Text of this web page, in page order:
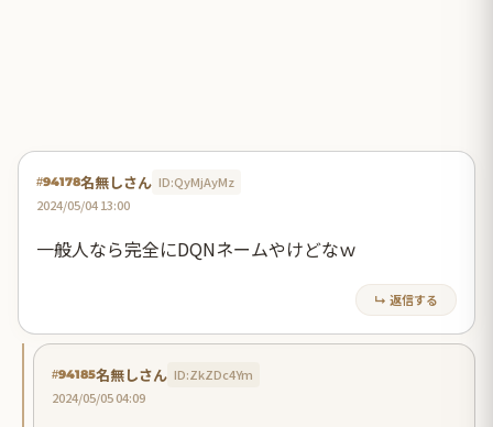
#94178名無しさん ID:QyMjAyMz
2024/05/04 13:00
一般人なら完全にDQNネームやけどなｗ
↳ 返信する
#94185名無しさん ID:ZkZDc4Ym
2024/05/05 04:09